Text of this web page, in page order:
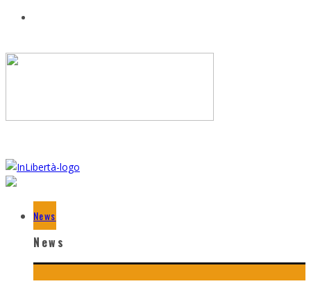
News
News